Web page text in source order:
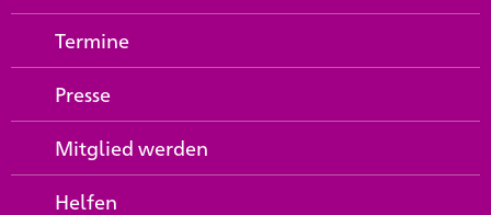
Termine
Presse
Mitglied werden
Helfen